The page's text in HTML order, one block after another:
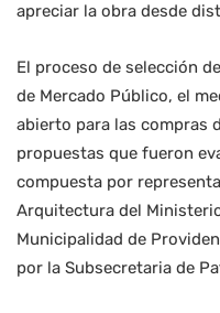
apreciar la obra desde
El proceso de selección
de Mercado Público, el
abierto para las compras
propuestas que fueron
compuesta por
Arquitectura del
Municipalidad de
por la Subsecretaria de